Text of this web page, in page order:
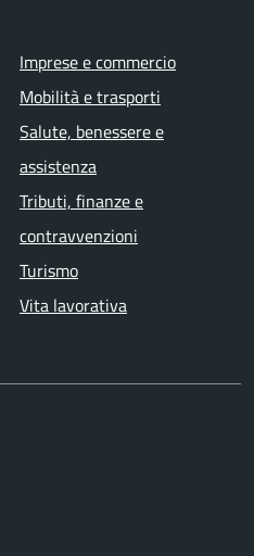
Imprese e commercio
Mobilità e trasporti
Salute, benessere e
assistenza
Tributi, finanze e
contravvenzioni
Turismo
Vita lavorativa